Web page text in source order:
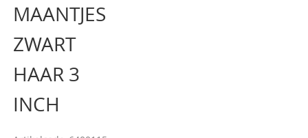
van
de
afbeeldingen-
gallerij
MAANTJES
ZWART
HAAR 3
INCH